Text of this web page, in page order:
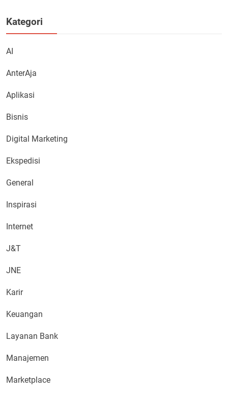
Kategori
AI
AnterAja
Aplikasi
Bisnis
Digital Marketing
Ekspedisi
General
Inspirasi
Internet
J&T
JNE
Karir
Keuangan
Layanan Bank
Manajemen
Marketplace